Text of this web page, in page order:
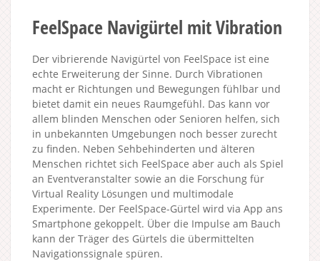
FeelSpace Navigürtel mit Vibration
Der vibrierende Navigürtel von FeelSpace ist eine
echte Erweiterung der Sinne. Durch Vibrationen
macht er Richtungen und Bewegungen fühlbar und
bietet damit ein neues Raumgefühl. Das kann vor
allem blinden Menschen oder Senioren helfen, sich
in unbekannten Umgebungen noch besser zurecht
zu finden. Neben Sehbehinderten und älteren
Menschen richtet sich FeelSpace aber auch als Spiel
an Eventveranstalter sowie an die Forschung für
Virtual Reality Lösungen und multimodale
Experimente. Der FeelSpace-Gürtel wird via App ans
Smartphone gekoppelt. Über die Impulse am Bauch
kann der Träger des Gürtels die übermittelten
Navigationssignale spüren.